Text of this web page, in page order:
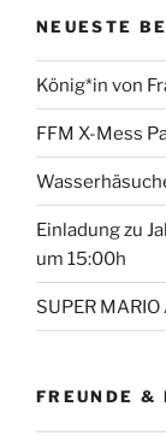
NEUESTE
König*in von
FFM X-Mess
Einladung zu
um 15:00h
SUPER MARIO
FREUNDE &